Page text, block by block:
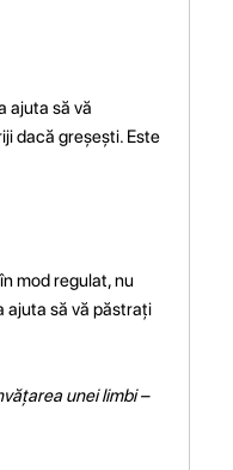
ajuta să vă
dacă greșești. Este
mod regulat, nu
ajuta să vă păstrați
unei limbi –